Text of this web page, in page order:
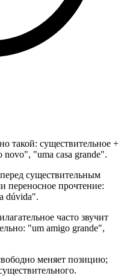
такой: существительное +
novo", "uma casa grande".
существительным
переносное прочтение:
dúvida".
часто звучит
"um amigo grande",
меняет позицию;